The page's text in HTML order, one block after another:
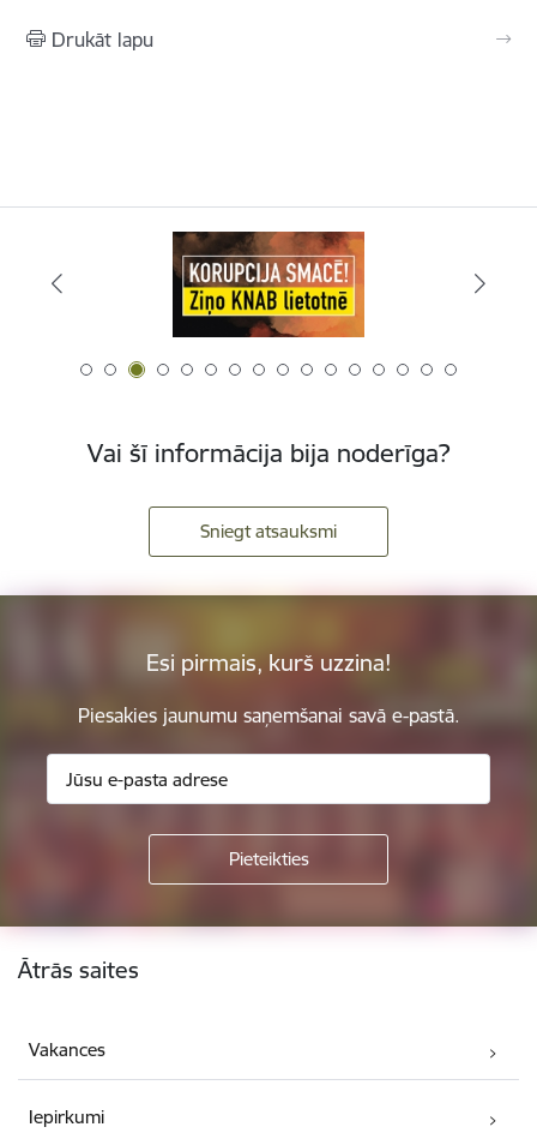
Drukāt lapu
Vai šī informācija bija noderīga?
Sniegt atsauksmi
Esi pirmais, kurš uzzina!
Piesakies jaunumu saņemšanai savā e-pastā.
Kājene
Ātrās saites
Vakances
Iepirkumi